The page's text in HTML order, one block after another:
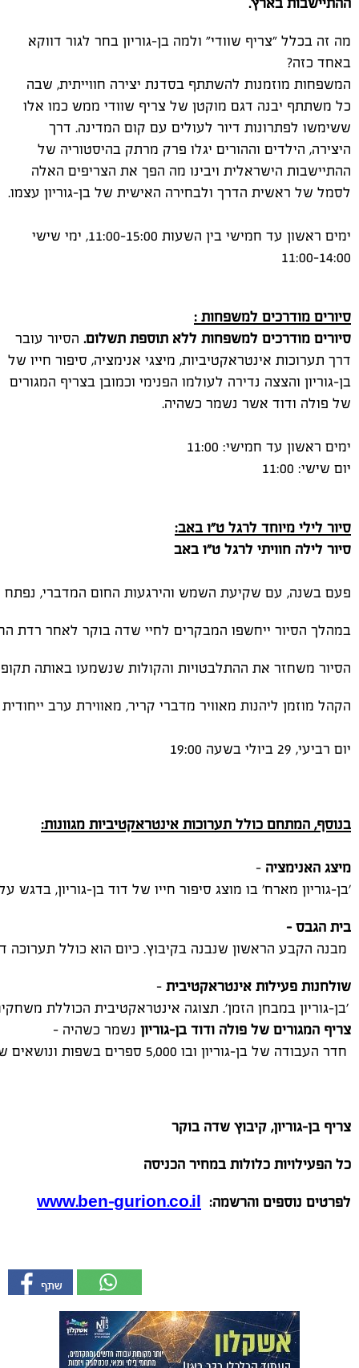
מה זה בכלל "צריף שוודי" ולמה בן-גוריון בחר לגור דווקא
באחד כזה?
המשפחות מוזמנות להשתתף בסדנת יצירה חווייתית, שבה
כל משתתף יבנה דגם מוקטן של צריף שוודי ממש כמו אלו
ששימשו לפתרונות דיור לעולים עם קום המדינה. דרך
היצירה, הילדים וההורים יגלו פרק מרתק בהיסטוריה של
ההתיישבות הישראלית ויבינו מה הפך את הצריפים האלה
לסמל של ראשית הדרך ולבחירה האישית של בן-גוריון עצמו.
ימים ראשון עד חמישי בין השעות 11:00-15:00, ימי שישי
11:00-14:00
סיורים מודרכים למשפחות :
סיורים מודרכים למשפחות ללא תוספת תשלום. הסיור עובר
דרך תערוכות אינטראקטיביות, מיצגי אנימציה, סיפור חייו של
בן-גוריון והצצה נדירה לעולמו הפנימי וכמובן בצריף המגורים
של פולה ודוד אשר נשמר כשהיה.
ימים ראשון עד חמישי: 11:00
יום שישי: 11:00
סיור לילי מיוחד לרגל ט"ו באב:
סיור לילה חוויתי לרגל ט"ו באב
פעם בשנה, עם שקיעת השמש והירגעות החום המדברי, נפתח
במהלך הסיור ייחשפו המבקרים לחיי שדה בוקר לאחר רדת
הסיור משחזר את ההתלבטויות והקולות שנשמעו באותה
הקהל מוזמן ליהנות מאוויר מדברי קריר, מאווירת ערב ייחודית
יום רביעי, 29 ביולי בשעה
בנוסף, המתחם כולל תערוכות אינטראקטיביות מגוונות:
מיצג האנימציה –
'בן-גוריון מארח' בו מוצג סיפור חייו של דוד בן-גוריון, בדגש
בית הגבס–
מבנה הקבע הראשון שנבנה בקיבוץ. כיום הוא כולל תערוכה
שולחנות פעילות אינטראקטיבית -
'בן-גוריון במבחן הזמן'. תצוגה אינטראקטיבית הכוללת
צריף המגורים של פולה ודוד בן-גוריון נשמר כשהיה –
חדר העבודה של בן-גוריון ובו ספרים בשפות ונושאים
צריף בן-גוריון, קיבוץ שדה בוקר
כל הפעילויות כלולות במחיר הכניסה
לפרטים נוספים והרשמה:
www.ben-gurion.co.il